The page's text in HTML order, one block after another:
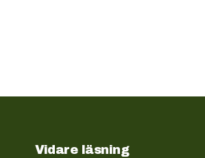
Vidare läsning